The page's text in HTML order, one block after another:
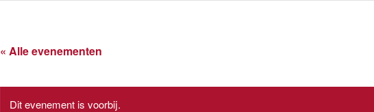
« Alle evenementen
Dit evenement is voorbij.